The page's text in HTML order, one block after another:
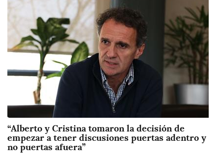
“Alberto y Cristina tomaron la decisión de
empezar a tener discusiones puertas adentro y
no puertas afuera”